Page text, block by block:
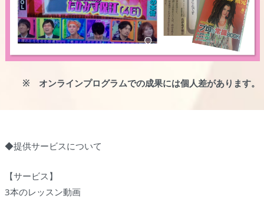
※ オンラインプログラムでの成果には個人差があります。
◆提供サービスについて
【サービス】
3本のレッスン動画